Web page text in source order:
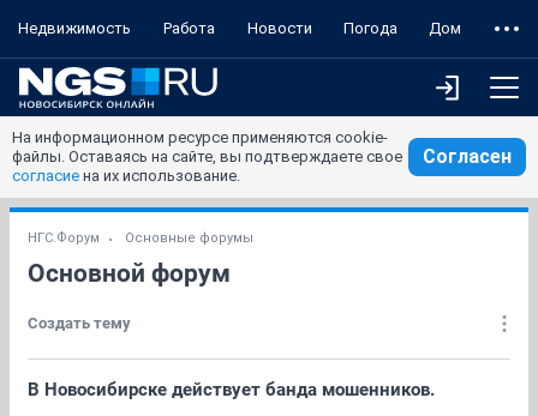
Недвижимость Работа Новости Погода Дом
На информационном ресурсе применяются cookie-
файлы. Оставаясь на сайте, вы подтверждаете свое
согласие на их использование.
Согласен
НГС.Форум Основные форумы
Основной форум
Создать тему
В Новосибирске действует банда мошенников.